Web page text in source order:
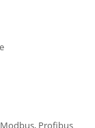
Profibus